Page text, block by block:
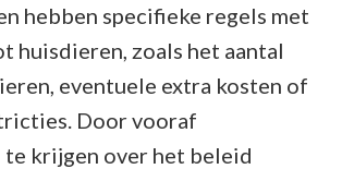
hebben specifieke regels met
huisdieren, zoals het aantal
eventuele extra kosten of
Door vooraf
krijgen over het beleid